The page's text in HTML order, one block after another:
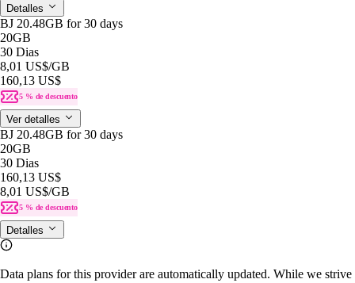
Detalles
BJ 20.48GB for 30 days
20GB
30 Dias
8,01 US$/GB
160,13 US$
5 % de descuento
Ver detalles
BJ 20.48GB for 30 days
20GB
30 Dias
160,13 US$
8,01 US$/GB
5 % de descuento
Detalles
Data plans for this provider are automatically updated. While we strive